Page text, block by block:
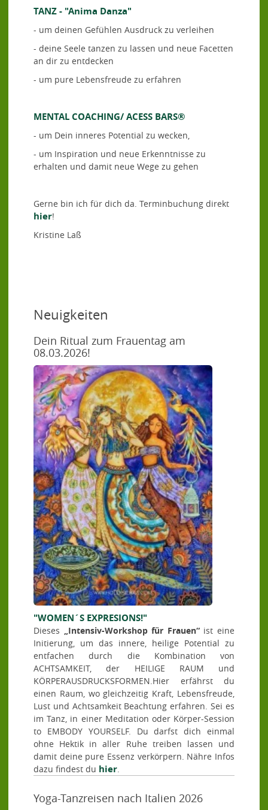
TANZ - "Anima Danza"
- um deinen Gefühlen Ausdruck zu verleihen
- deine Seele tanzen zu lassen und neue Facetten
an dir zu entdecken
- um pure Lebensfreude zu erfahren
MENTAL COACHING/ ACESS BARS®
- um Dein inneres Potential zu wecken,
- um Inspiration und neue Erkenntnisse zu
erhalten und damit neue Wege zu gehen
Gerne bin ich für dich da. Terminbuchung direkt
hier!
Kristine Laß
Neuigkeiten
Dein Ritual zum Frauentag am
08.03.2026!
"WOMEN´S EXPRESIONS!"
Dieses „Intensiv-Workshop für Frauen“ist eine
Initierung, um das innere, heilige Potential zu
entfachen durch die Kombination von
ACHTSAMKEIT, der HEILIGE RAUM und
KÖRPERAUSDRUCKSFORMEN.Hier erfährst du
einen Raum, wo gleichzeitig Kraft, Lebensfreude,
Lust und Achtsamkeit Beachtung erfahren. Sei es
im Tanz, in einer Meditation oder Körper-Session
to EMBODY YOURSELF. Du darfst dich einmal
ohne Hektik in aller Ruhe treiben lassen und
damit deine pure Essenz verkörpern. Nähre Infos
dazu findest du hier.
Yoga-Tanzreisen nach Italien 2026